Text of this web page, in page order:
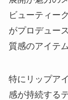
ビューティー
がプロデュー
質感のアイテ
特にリップア
感が持続する